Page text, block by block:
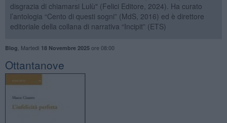
disgrazia di chiamarsi Lulù" (Felici Editore, 2024). Ha curato
l’antologia “Cento di questi sogni” (MdS, 2016) ed è direttore
editoriale della collana di narrativa “Incipit” (ETS)
Blog Martedì 18 Novembre 2025ore 08:00
​Ottantanove